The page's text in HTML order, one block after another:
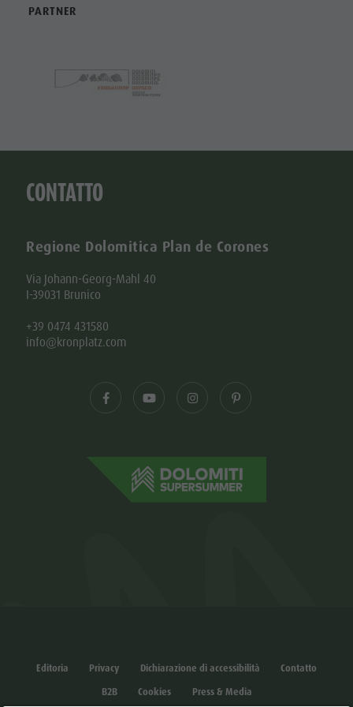
PARTNER
CONTATTO
Regione Dolomitica Plan de Corones
Via Johann-Georg-Mahl 40
I-39031 Brunico
+39 0474 431580
info@kronplatz.com
Editoria Privacy Dichiarazione di accessibilità
Contatto
B2B
Cookies Press & Media